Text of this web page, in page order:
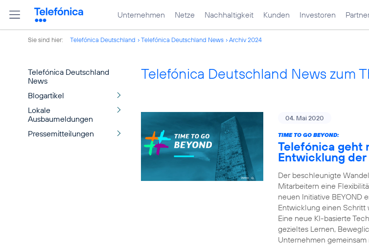
Unternehmen Netze Nachhaltigkeit Kunden Investoren
Sie sind hier: Telefónica Deutschland Telefónica Deutschland News Archiv 2024
Telefónica Deutschland
News
Blogartikel
Lokale
Ausbaumeldungen
Pressemitteilungen
Telefónica Deutschland News zum
04. Mai 2020
TIME TO GO BEYOND:
Telefónica geht
Entwicklung
Der beschleunigte
Mitarbeitern eine
neuen Initiative BEYOND
Entwicklung einen Schritt
Eine neue KI-basierte
gezieltes Lernen,
Unternehmen